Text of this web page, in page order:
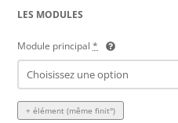
LES MODULES
Module principal *
+ élément (même finit°)